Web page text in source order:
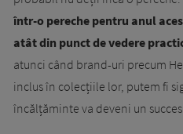
într-o pereche pentru anul
atât din punct de vedere
atunci când brand-uri precum
inclus în colecțiile lor, putem fi
încălțăminte va deveni un